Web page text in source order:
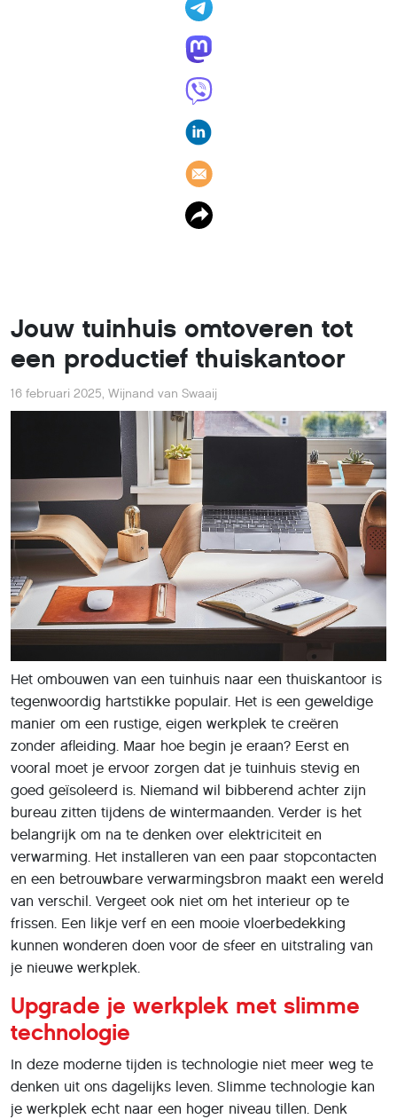
Jouw tuinhuis omtoveren tot
een productief thuiskantoor
16 februari 2025, Wijnand van Swaaij
Het ombouwen van een tuinhuis naar een thuiskantoor is
tegenwoordig hartstikke populair. Het is een geweldige
manier om een rustige, eigen werkplek te creëren
zonder afleiding. Maar hoe begin je eraan? Eerst en
vooral moet je ervoor zorgen dat je tuinhuis stevig en
goed geïsoleerd is. Niemand wil bibberend achter zijn
bureau zitten tijdens de wintermaanden. Verder is het
belangrijk om na te denken over elektriciteit en
verwarming. Het installeren van een paar stopcontacten
en een betrouwbare verwarmingsbron maakt een wereld
van verschil. Vergeet ook niet om het interieur op te
frissen. Een likje verf en een mooie vloerbedekking
kunnen wonderen doen voor de sfeer en uitstraling van
je nieuwe werkplek.
Upgrade je werkplek met slimme
technologie
In deze moderne tijden is technologie niet meer weg te
denken uit ons dagelijks leven. Slimme technologie kan
je werkplek echt naar een hoger niveau tillen. Denk